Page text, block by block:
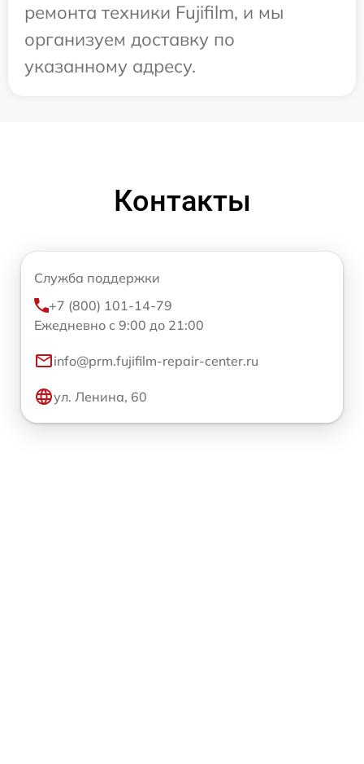
ремонта техники Fujifilm, и мы
организуем доставку по
указанному адресу.
Контакты
Служба поддержки
+7 (800) 101-14-79
Ежедневно с 9:00 до 21:00
info@prm.fujifilm-repair-center.ru
ул. Ленина, 60